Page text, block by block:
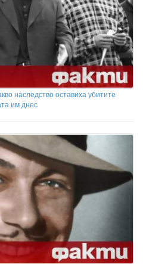
наследство оставиха убитите
им днес